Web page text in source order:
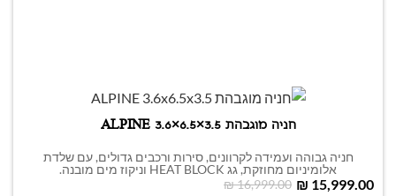
חניה מוגבהת ALPINE 3.6×6.5×3.5
חניה גבוהה ועמידה לקרוונים, סירות ורכבים גדולים, עם שלדת
אלומיניום מחוזקת, גג HEAT BLOCK וניקוז מים מובנה.
₪16,999.00 ₪ 15,999.00